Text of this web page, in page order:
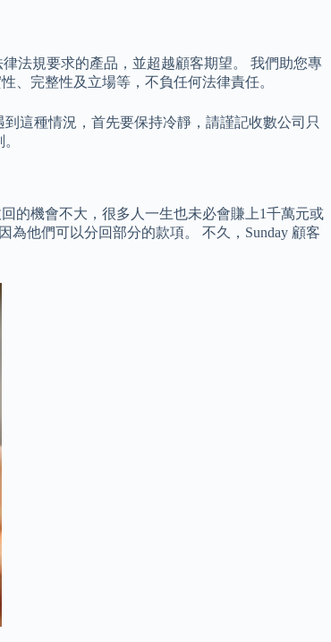
法規要求的產品，並超越顧客期望。 我們助您專
、完整性及立場等，不負任何法律責任。
這種情況，首先要保持冷靜，請謹記收數公司只
的機會不大，很多人一生也未必會賺上1千萬元或
他們可以分回部分的款項。 不久，Sunday 顧客